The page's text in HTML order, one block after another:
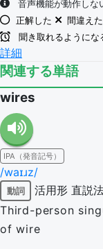
音声機能が動作しな
正解した
間違えた
聞き取れるようにな
詳細
関連する単語
wires
IPA（発音記号）
/waɪɹz/
動詞 活用形 直説
Third-person
of wire